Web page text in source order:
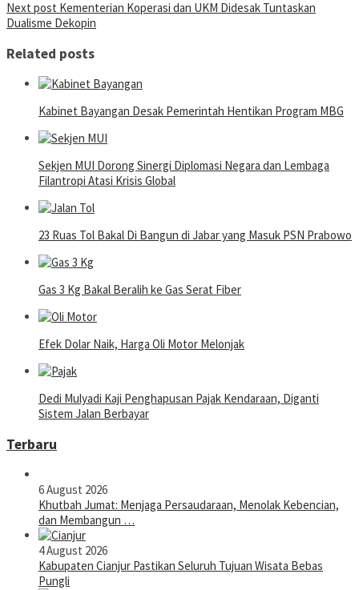
navigation
Next post Kementerian Koperasi dan UKM Didesak Tuntaskan
Dualisme Dekopin
Related posts
Kabinet Bayangan Desak Pemerintah Hentikan Program MBG
Sekjen MUI Dorong Sinergi Diplomasi Negara dan Lembaga
Filantropi Atasi Krisis Global
23 Ruas Tol Bakal Di Bangun di Jabar yang Masuk PSN Prabowo
Gas 3 Kg Bakal Beralih ke Gas Serat Fiber
Efek Dolar Naik, Harga Oli Motor Melonjak
Dedi Mulyadi Kaji Penghapusan Pajak Kendaraan, Diganti
Sistem Jalan Berbayar
Terbaru
6 August 2026
Khutbah Jumat: Menjaga Persaudaraan, Menolak Kebencian,
dan Membangun …
4 August 2026
Kabupaten Cianjur Pastikan Seluruh Tujuan Wisata Bebas
Pungli